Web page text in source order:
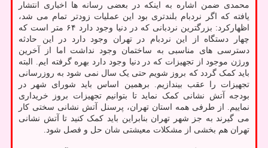
محمدی ضمن اشاره به اینکه در بعضی رسانه ها اخباری انتشار
یافته که اگر نردبام بلندتری بود این عملیات زودتر تمام می شد،
اظهارکرد: بزرگترین نردبانی که در دنیا وجود دارد ۶۴ متر است که
چهار دستگاه از این نردبام در تهران وجود دارد در این حادثه
دسترسی های مناسبی به ساختمان وجود نداشت اما از آخرین
ورژن موجود از تجهیزات که در دنیا وجود دارد بهره گرفته ایم. البته
باید کمک گردد که بروز شویم حتی یک سال نمی شود به روزرسانی
تجهیزات را عقب بیندازیم. برهمین اساس باید شورای شهر در
بودجه آتش نشانی کمک نماید تا بتوانیم تجهیزات بروز خریداری
نماییم. از طرفی همه استان تهران، پرسنل آتش نشانی سختی کار
می گیرند به جز شهر تهران بنابراین باید کمک کنید تا آتش نشانی
تهران هم بخشی از مشکلات معیشتی شان حل و فصل شود.